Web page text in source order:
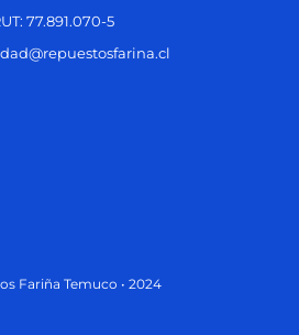
77.891.070-5
Fariña Temuco • 2024